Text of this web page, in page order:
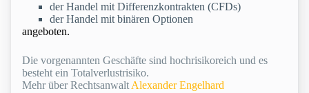
der Handel mit Differenzkontrakten (CFDs)
der Handel mit binären Optionen
angeboten.
Die vorgenannten Geschäfte sind hochrisikoreich und es
besteht ein Totalverlustrisiko.
Mehr über Rechtsanwalt Alexander Engelhard